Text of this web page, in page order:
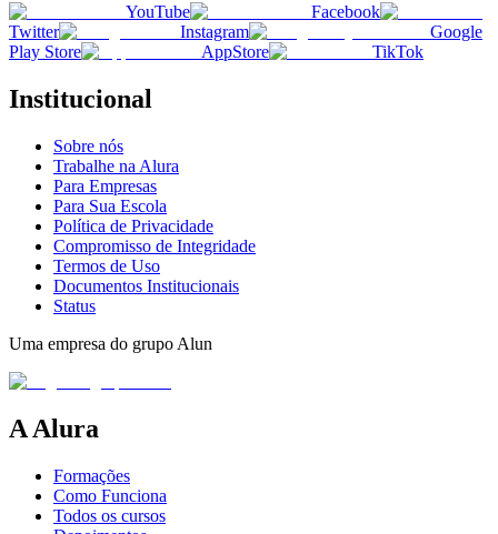
YouTube
Facebook
Twitter
Instagram
Google
Play Store
AppStore TikTok
Institucional
Sobre nós
Trabalhe na Alura
Para Empresas
Para Sua Escola
Política de Privacidade
Compromisso de Integridade
Termos de Uso
Documentos Institucionais
Status
Uma empresa do grupo Alun
A Alura
Formações
Como Funciona
Todos os cursos